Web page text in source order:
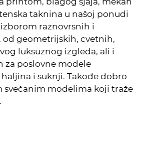
taknina u našoj ponudi
raznovrsnih i
od geometrijskih, cvetnih,
luksuznog izgleda, ali i
za poslovne modele
i suknji. Takođe dobro
svečanim modelima koji traže